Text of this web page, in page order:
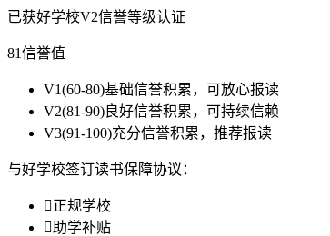
已获好学校V2信誉等级认证
81信誉值
V1(60-80)基础信誉积累，可放心报读
V2(81-90)良好信誉积累，可持续信赖
V3(91-100)充分信誉积累，推荐报读
与好学校签订读书保障协议：
正规学校
助学补贴